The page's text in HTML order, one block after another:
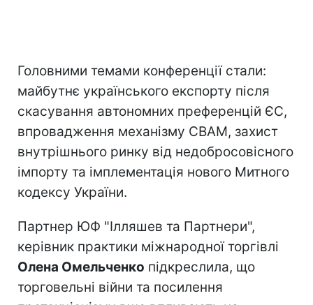
Головними темами конференції стали:
майбутнє українського експорту після
скасування автономних преференцій ЄС,
впровадження механізму CBAM, захист
внутрішнього ринку від недобросовісного
імпорту та імплементація нового Митного
кодексу України.
Партнер ЮФ "Ілляшев та Партнери",
керівник практики міжнародної торгівлі
Олена Омельченко підкреслила, що
торговельні війни та посилення